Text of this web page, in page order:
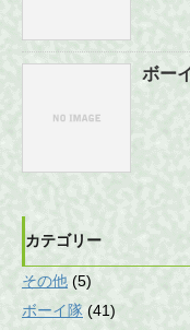
ボー
カテゴリー
その他 (5)
ボーイ隊 (41)